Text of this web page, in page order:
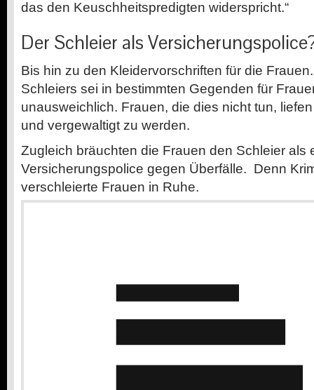
das den Keuschheitspredigten widerspricht.“
Der Schleier als
Bis hin zu den Kleidervorschriften für die
Schleiers sei in bestimmten Gegenden für
unausweichlich. Frauen, die dies nicht tun,
und vergewaltigt zu werden.
Zugleich bräuchten die Frauen den Schleier als
Versicherungspolice gegen Überfälle. Denn
verschleierte Frauen in Ruhe.